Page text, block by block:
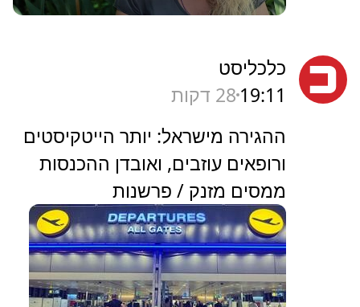
19:1326 דקות
מה קורה לנו בגוף עם כל ההורמונים
האלה? "חם לי קר לי", פרק 2